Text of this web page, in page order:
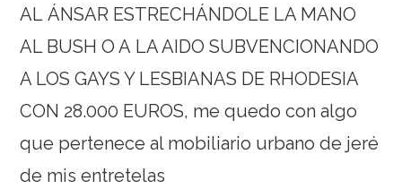
AL ÁNSAR ESTRECHÁNDOLE LA MANO
AL BUSH O A LA AIDO SUBVENCIONANDO
A LOS GAYS Y LESBIANAS DE RHODESIA
CON 28.000 EUROS, me quedo con algo
que pertenece al mobiliario urbano de jeré
de mis entretelas